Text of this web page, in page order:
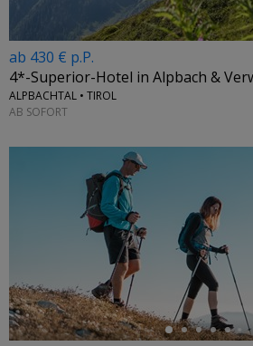
ab 430 € p.P.
4*-Superior-Hotel in Alpbach &
ALPBACHTAL • TIROL
AB SOFORT